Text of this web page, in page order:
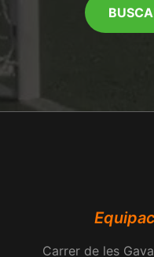
Carrer de les